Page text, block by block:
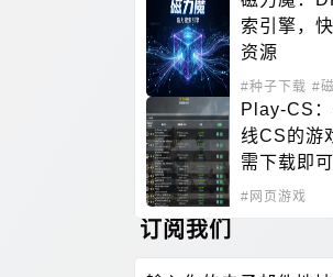
索引擎，
资源
#种子下载 #
Play-CS
线CS的游
需下载即
#网页游戏
订阅我们